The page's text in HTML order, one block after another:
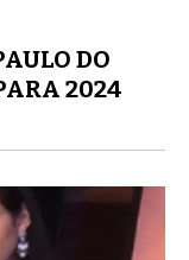
DO
2024